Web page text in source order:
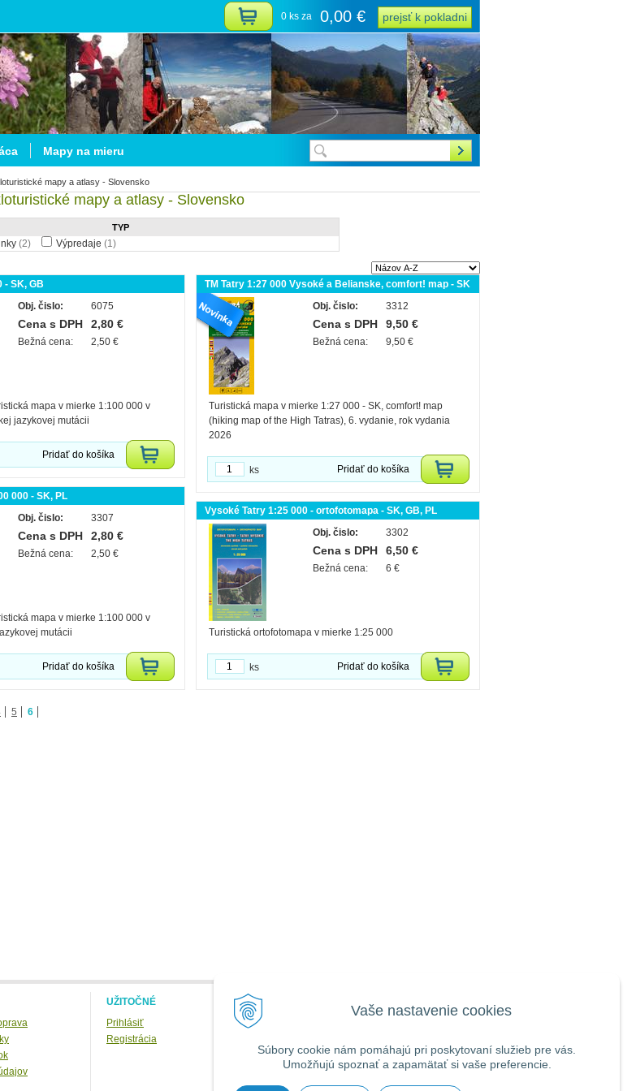
Vaše nastavenie cookies
Súbory cookie nám pomáhajú pri poskytovaní služieb pre vás.
Umožňujú spoznať a zapamätať si vaše preferencie.
mapy a atlasy - Slovensko
mapy a atlasy - Slovensko
TYP
(2) Výpredaje (1)
- SK, GB
Obj. čislo:
6075
Cena s DPH 2,80 €
Bežná cena: 2,50 €
mapa v mierke 1:100 000 v
jazykovej mutácii
Pridať do košíka
TM Tatry 1:27 000 Vysoké a Belianske, comfort! map - SK
Obj. čislo:
3312
Cena s DPH 9,50 €
Bežná cena: 9,50 €
Turistická mapa v mierke 1:27 000 - SK, comfort! map
(hiking map of the High Tatras), 6. vydanie, rok vydania
2026
Pridať do košíka
ks
000 - SK, PL
Obj. čislo:
3307
Cena s DPH 2,80 €
Bežná cena: 2,50 €
mapa v mierke 1:100 000 v
mutácii
Pridať do košíka
Vysoké Tatry 1:25 000 - ortofotomapa - SK, GB, PL
Obj. čislo:
3302
Cena s DPH 6,50 €
Bežná cena: 6 €
Turistická ortofotomapa v mierke 1:25 000
Pridať do košíka
ks
5 6
UŽITOČNÉ
Prihlásiť
Registrácia
Mapy na mieru
0 ks za 0,00 € prejsť k pokladni